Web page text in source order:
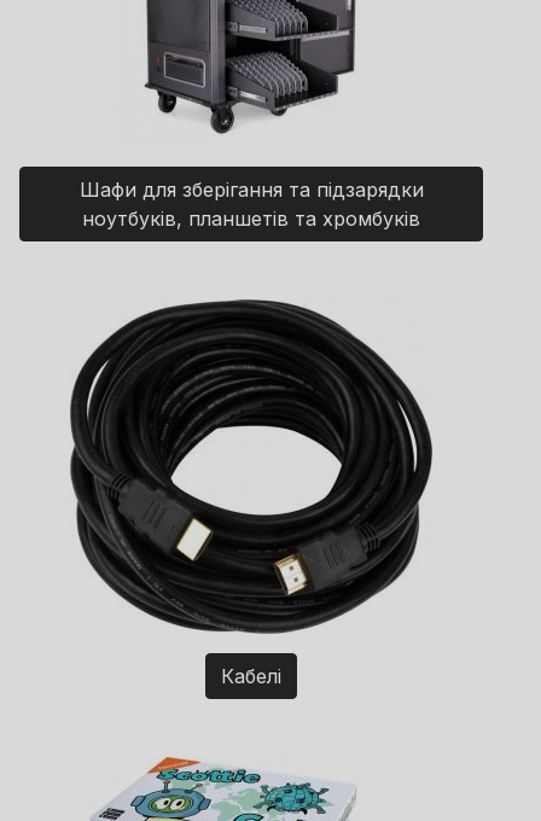
Шафи для зберігання та підзарядки
ноутбуків, планшетів та хромбуків
Кабелі